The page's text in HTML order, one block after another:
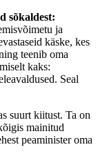
sõkaldest:
ja
käske, kes
teenib oma
kaks:
Seal
suurt kiitust. Ta on
mainitud
peaminister oma